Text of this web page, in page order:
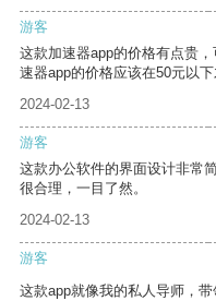
游客
这款加速器app的价格有点贵
速器app的价格应该在50元以下
2024-02-13
游客
这款办公软件的界面设计非常
很合理，一目了然。
2024-02-13
游客
这款app就像我的私人导师，带